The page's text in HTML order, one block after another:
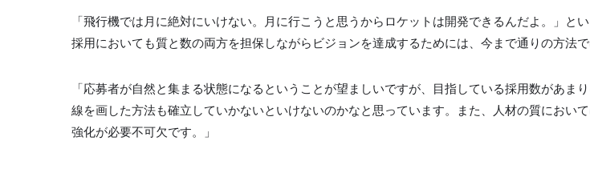
「飛行機では月に絶対にいけない。月に行こうと思うからロケットは開発できるんだよ。」と
採用においても質と数の両方を担保しながらビジョンを達成するためには、今まで通りの方法で
「応募者が自然と集まる状態になるということが望ましいですが、目指している採用数があま
線を画した方法も確立していかないといけないのかなと思っています。また、人材の質におい
強化が必要不可欠です。」